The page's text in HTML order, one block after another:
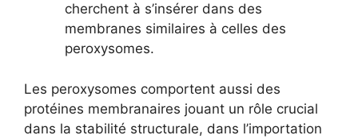
cherchent à s’insérer dans des
membranes similaires à celles des
peroxysomes.
Les peroxysomes comportent aussi des
protéines membranaires jouant un rôle crucial
dans la stabilité structurale, dans l’importation